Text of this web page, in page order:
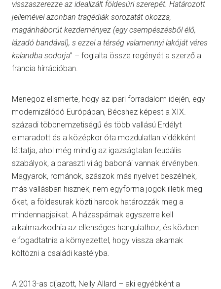
visszaszerezze az idealizált földesúri szerepét. Határozott
jellemével azonban tragédiák sorozatát okozza,
magánháborút kezdeményez (egy csempészésből élő,
lázadó bandával), s ezzel a térség valamennyi lakóját véres
kalandba sodorja” – foglalta össze regényét a szerző a
francia hírrádióban.
Menegoz elismerte, hogy az ipari forradalom idején, egy
modernizálódó Európában, Bécshez képest a XIX.
századi többnemzetiségű és több vallású Erdélyt
elmaradott és a középkor óta mozdulatlan vidékként
láttatja, ahol még mindig az igazságtalan feudális
szabályok, a paraszti világ babonái vannak érvényben.
Magyarok, románok, szászok más nyelvet beszélnek,
más vallásban hisznek, nem egyforma jogok illetik meg
őket, a földesurak közti harcok határozzák meg a
mindennapjaikat. A házaspárnak egyszerre kell
alkalmazkodnia az ellenséges hangulathoz, és közben
elfogadtatnia a környezettel, hogy vissza akarnak
költözni a családi kastélyba.
A 2013-as díjazott, Nelly Allard – aki egyébként a